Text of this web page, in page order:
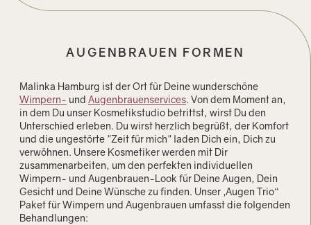
AUGENBRAUEN FORMEN
Malinka Hamburg ist der Ort für Deine wunderschöne
Wimpern- und Augenbrauenservices. Von dem Moment an,
in dem Du unser Kosmetikstudio betrittst, wirst Du den
Unterschied erleben. Du wirst herzlich begrüßt, der Komfort
und die ungestörte "Zeit für mich" laden Dich ein, Dich zu
verwöhnen. Unsere Kosmetiker werden mit Dir
zusammenarbeiten, um den perfekten individuellen
Wimpern- und Augenbrauen-Look für Deine Augen, Dein
Gesicht und Deine Wünsche zu finden. Unser „Augen Trio“
Paket für Wimpern und Augenbrauen umfasst die folgenden
Behandlungen: